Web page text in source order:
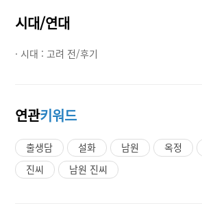
시대/연대
· 시대 : 고려 전/후기
연관키워드
출생담 설화 남원 옥정
진씨
남원 진씨